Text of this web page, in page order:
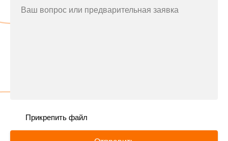
Ваш вопрос или предварительная заявка
Прикрепить файл